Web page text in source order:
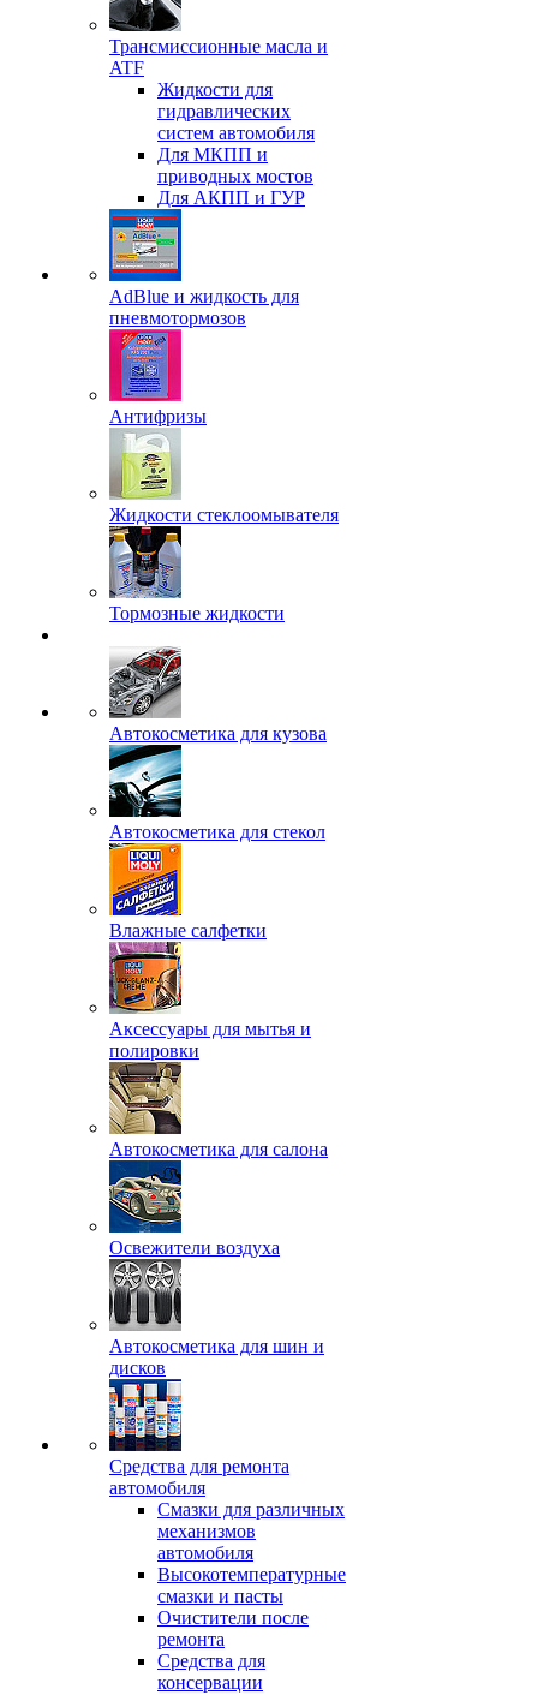
Трансмиссионные масла и
ATF
Жидкости для
гидравлических
систем автомобиля
Для МКПП и
приводных мостов
Для АКПП и ГУР
AdBlue и жидкость для
пневмотормозов
Антифризы
Жидкости стеклоомывателя
Тормозные жидкости
Автокосметика для кузова
Автокосметика для стекол
Влажные салфетки
Аксессуары для мытья и
полировки
Автокосметика для салона
Освежители воздуха
Автокосметика для шин и
дисков
Средства для ремонта
автомобиля
Смазки для различных
механизмов
автомобиля
Высокотемпературные
смазки и пасты
Очистители после
ремонта
Средства для
консервации